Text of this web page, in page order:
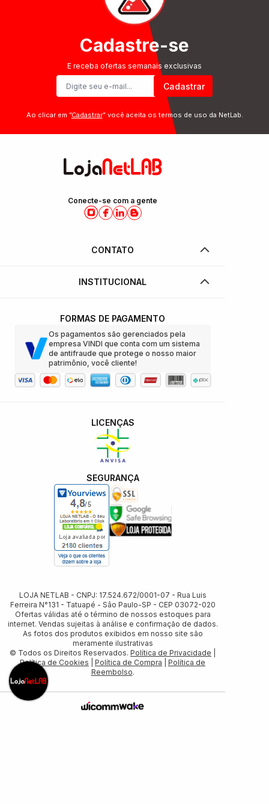
Cadastre-se
E receba ofertas semanais exclusivas
Cadastrar
Ao clicar em ”Cadastrar” você aceita os termos de uso da NetLab.
Conecte-se com a gente
CONTATO
INSTITUCIONAL
FORMAS DE PAGAMENTO
Os pagamentos são gerenciados pela
empresa VINDI que conta com um sistema
de antifraude que protege o nosso maior
patrimônio, você cliente!
SEGURANÇA
LICENÇAS
LOJA NETLAB - CNPJ: 17.524.672/0001-07 - Rua Luis
Ferreira N°131 - Tatuapé - Sâo Paulo-SP - CEP 03072-020
Ofertas válidas até o término de nossos estoques para
internet. Vendas sujeitas à análise e confirmação de dados.
As fotos dos produtos exibidos em nosso site são
meramente ilustrativas
© Todos os Direitos Reservados. Política de Privacidade
Política de Cookies
Política de Compra
Política de
Reembolso.